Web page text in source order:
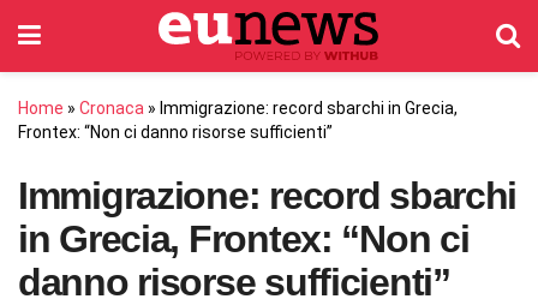
Home » Cronaca » Immigrazione: record sbarchi in Grecia,
Frontex: “Non ci danno risorse sufficienti”
Immigrazione: record sbarchi
in Grecia, Frontex: “Non ci
danno risorse sufficienti”